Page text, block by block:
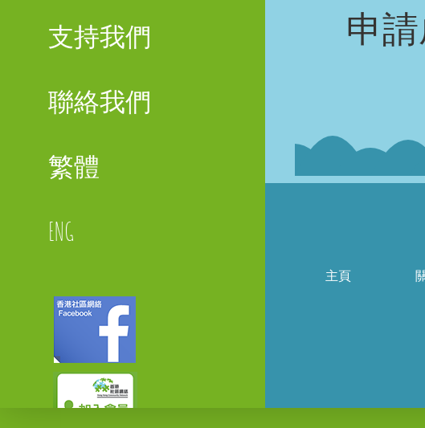
支持我們
聯絡我們
繁體
ENG
Facebook
申
主頁